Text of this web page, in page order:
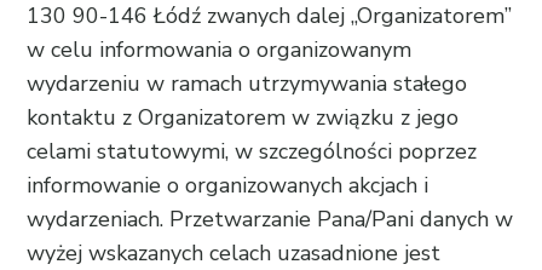
130 90-146 Łódź zwanych dalej „Organizatorem”
w celu informowania o organizowanym
wydarzeniu w ramach utrzymywania stałego
kontaktu z Organizatorem w związku z jego
celami statutowymi, w szczególności poprzez
informowanie o organizowanych akcjach i
wydarzeniach. Przetwarzanie Pana/Pani danych w
wyżej wskazanych celach uzasadnione jest